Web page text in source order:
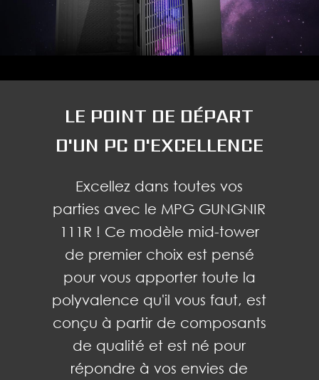
LE POINT DE DÉPART
D'UN PC D'EXCELLENCE
Excellez dans toutes vos
parties avec le MPG GUNGNIR
111R ! Ce modèle mid-tower
de premier choix est pensé
pour vous apporter toute la
polyvalence qu'il vous faut, est
conçu à partir de composants
de qualité et est né pour
répondre à vos envies de